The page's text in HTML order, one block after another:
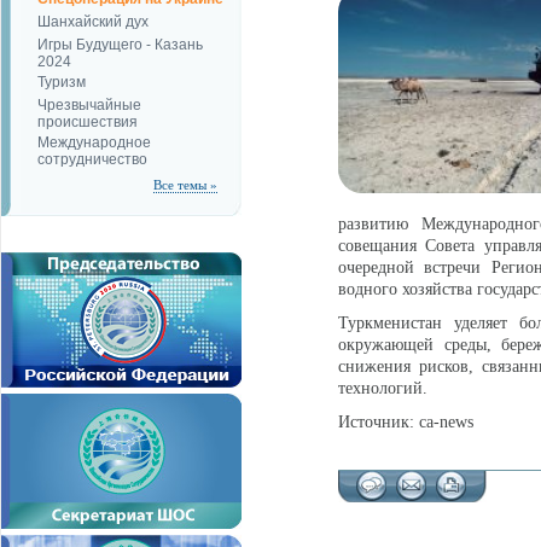
Шанхайский дух
Игры Будущего - Казань
2024
Туризм
Чрезвычайные
происшествия
Международное
сотрудничество
Все темы »
развитию
совещания Совета
очередной встречи
водного хозяйства
Туркменистан уделяет
окружающей среды,
снижения рисков,
технологий.
Источник: ca-news